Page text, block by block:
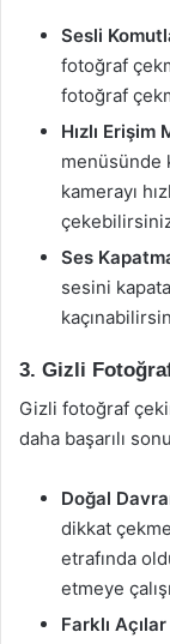
Sesli
fotoğraf
fotoğraf
Hızlı Erişim
menüsünde
kamerayı
Ses
sesini
3. Gizli
Gizli fotoğraf
daha başarılı
Doğal
dikkat
etrafında
etmeye
Farklı